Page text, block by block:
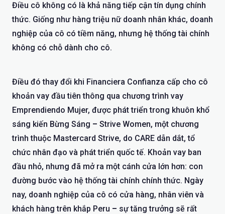
Điều cô không có là khả năng tiếp cận tín dụng chính
thức. Giống như hàng triệu nữ doanh nhân khác, doanh
nghiệp của cô có tiềm năng, nhưng hệ thống tài chính
không có chỗ dành cho cô.
Điều đó thay đổi khi Financiera Confianza cấp cho cô
khoản vay đầu tiên thông qua chương trình vay
Emprendiendo Mujer, được phát triển trong khuôn khổ
sáng kiến Bừng Sáng – Strive Women, một chương
trình thuộc Mastercard Strive, do CARE dẫn dắt, tổ
chức nhân đạo và phát triển quốc tế. Khoản vay ban
đầu nhỏ, nhưng đã mở ra một cánh cửa lớn hơn: con
đường bước vào hệ thống tài chính chính thức. Ngày
nay, doanh nghiệp của cô có cửa hàng, nhân viên và
khách hàng trên khắp Peru – sự tăng trưởng sẽ rất